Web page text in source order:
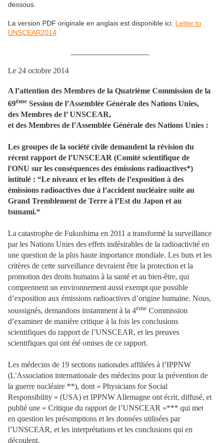
dessous.
La version PDF originale en anglais est disponible ici: Letter to
UNSCEAR2014
Le 24 octobre 2014
A l’attention des Membres de la Quatrième Commission de la
69ème Session de l’Assemblée Générale des Nations Unies,
des Membres de l’ UNSCEAR,
et des Membres de l’Assemblée Générale des Nations Unies :
Les groupes de la société civile demandent la révision du
récent rapport de l’UNSCEAR (Comité scientifique de
l'ONU sur les conséquences des émissions radioactives*)
intitulé : “Le niveaux et les effets de l’exposition à des
émissions radioactives due à l’accident nucléaire suite au
Grand Tremblement de Terre à l’Est du Japon et au
tsunami.“
La catastrophe de Fukushima en 2011 a transformé la surveillance
par les Nations Unies des effets indésirables de la radioactivité en
une question de la plus haute importance mondiale. Les buts et les
critères de cette surveillance devraient être la protection et la
promotion des droits humains à la santé et au bien-être, qui
comprennent un environnement aussi exempt que possible
d’exposition aux émissions radioactives d’origine humaine. Nous,
soussignés, demandons instamment à la 4ème Commission
d’examiner de manière critique à la fois les conclusions
scientifiques du rapport de l’UNSCEAR, et les preuves
scientifiques qui ont été omises de ce rapport.
Les médecins de 19 sections nationales affiliées à l’IPPNW
(L'Association internationale des médecins pour la prévention de
la guerre nucléaire **), dont « Physicians for Social
Responsibility » (USA) et IPPNW Allemagne ont écrit, diffusé, et
publié une « Critique du rapport de l’UNSCEAR »*** qui met
en question les présomptions et les données utilisées par
l’UNSCEAR, et les interprétations et les conclusions qui en
découlent.